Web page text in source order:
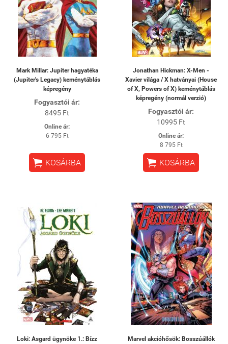
Mark Millar: Jupiter hagyatéka
(Jupiter's Legacy) keménytáblás
képregény
Fogyasztói ár:
8495 Ft
Online ár:
6 795 Ft
 KOSÁRBA
Jonathan Hickman: X-Men -
Xavier világa / X hatványai (House
of X, Powers of X) keménytáblás
képregény (normál verzió)
Fogyasztói ár:
10995 Ft
Online ár:
8 795 Ft
 KOSÁRBA
Loki: Asgard ügynöke 1.: Bízz
Marvel akcióhősök: Bosszúállók